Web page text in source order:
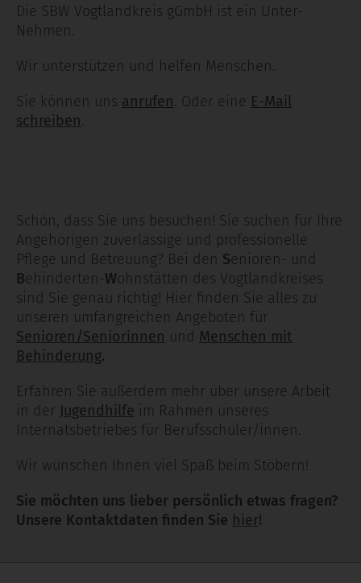
Die SBW Vogtlandkreis gGmbH ist ein Unter-
Nehmen.
Wir unterstützen und helfen Menschen.
Sie können uns anrufen. Oder eine E-Mail
schreiben.
Schön, dass Sie uns besuchen! Sie suchen für Ihre
Angehörigen zuverlässige und professionelle
Pflege und Betreuung? Bei den Senioren- und
Behinderten-Wohnstätten des Vogtlandkreises
sind Sie genau richtig! Hier finden Sie alles zu
unseren umfangreichen Angeboten für
Senioren/Seniorinnen und Menschen mit
Behinderung.
Erfahren Sie außerdem mehr über unsere Arbeit
in der Jugendhilfe im Rahmen unseres
Internatsbetriebes für Berufsschüler/innen.
Wir wünschen Ihnen viel Spaß beim Stöbern!
Sie möchten uns lieber persönlich etwas fragen?
Unsere Kontaktdaten finden Sie hier!